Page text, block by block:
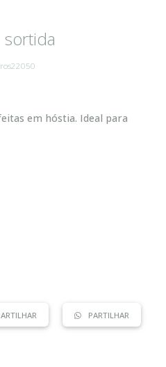
sortida
ros22050
em hóstia. Ideal para
PARTILHAR